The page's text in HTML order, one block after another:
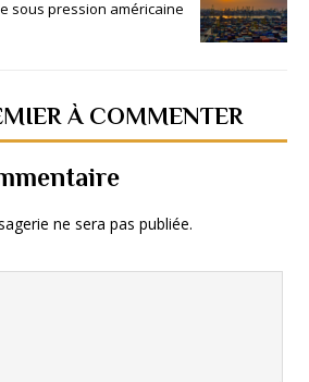
sous pression américaine
À COMMENTER
ne sera pas publiée.